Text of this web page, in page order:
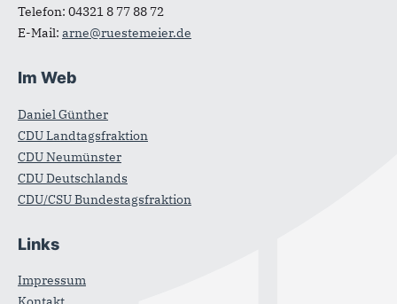
Telefon: 04321 8 77 88 72
E-Mail: arne@ruestemeier.de
Im Web
Daniel Günther
CDU Landtagsfraktion
CDU Neumünster
CDU Deutschlands
CDU/CSU Bundestagsfraktion
Links
Impressum